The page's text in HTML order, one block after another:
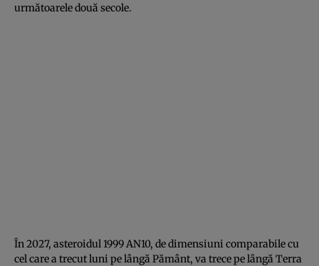
următoarele două secole.
În 2027, asteroidul 1999 AN10, de dimensiuni comparabile cu
cel care a trecut luni pe lângă Pământ, va trece pe lângă Terra